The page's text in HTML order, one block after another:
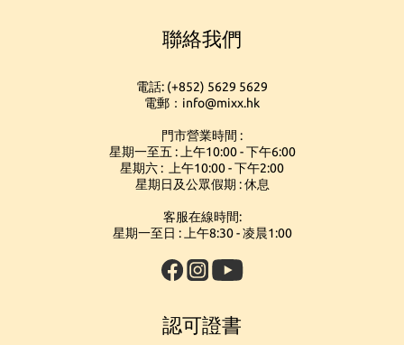
聯絡我們
電話: (+852) 5629 5629
電郵：info@mixx.hk
門市營業時間 :
星期一至五 : 上午10:00 - 下午6:00
星期六 : 上午10:00 - 下午2:00
星期日及公眾假期 : 休息
客服在線時間:
星期一至日 : 上午8:30 - 凌晨1:00
認可證書